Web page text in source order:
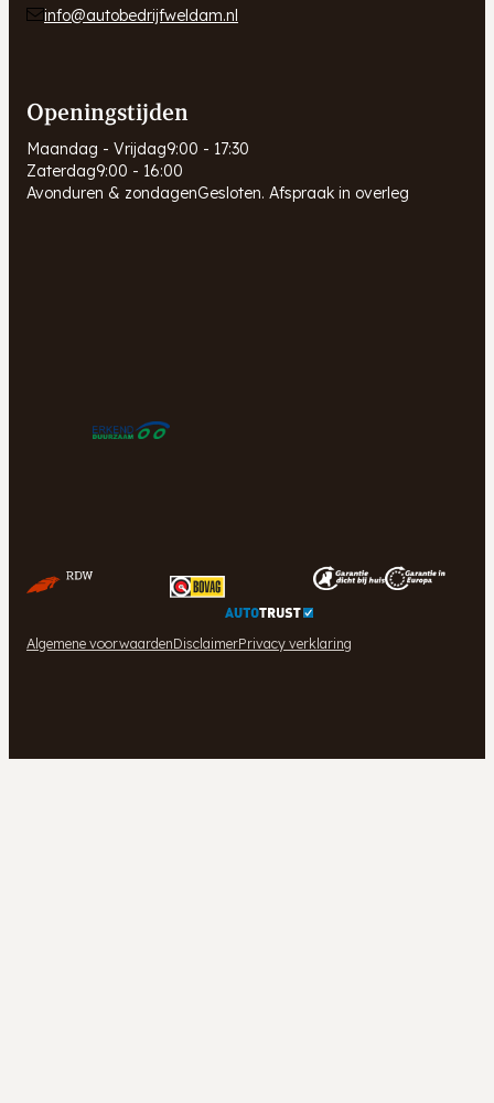
info@autobedrijfweldam.nl
Openingstijden
Maandag - Vrijdag9:00 - 17:30
Zaterdag9:00 - 16:00
Avonduren & zondagenGesloten. Afspraak in overleg
Algemene voorwaardenDisclaimerPrivacy verklaring